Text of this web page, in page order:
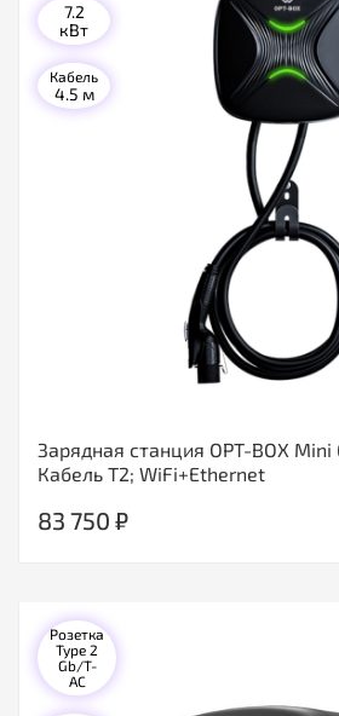
Зарядная станция OPT-BOX
Кабель T2; WiFi+Ethernet
7.2
кВт
Кабель
4.5 м
83 750 ₽
Розетка
Type 2
Gb/T-
AC